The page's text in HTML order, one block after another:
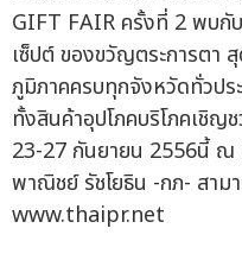
GIFT FAIR ครั้งที่ 2 พบกั
เซ็ปต์ ของขวัญตระการต
ภูมิภาคครบทุกจังหวัดทั่วปร
ทั้งสินค้าอุปโภคบริโภคเชิญ
23-27 กันยายน 2556นี้ ณ
พาณิชย์ รัชโยธิน -กภ- สาม
www.thaipr.net